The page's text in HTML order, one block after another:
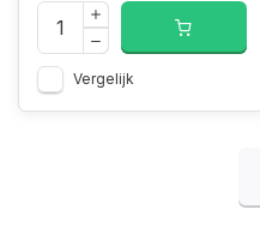
Vergelijk